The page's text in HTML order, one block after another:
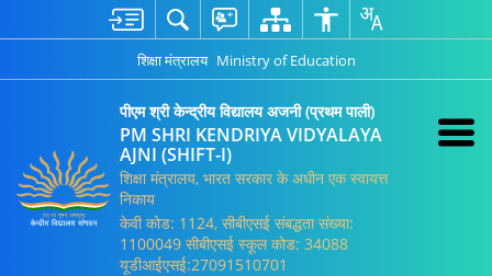
शिक्षा मंत्रालय Ministry of Education
पीएम श्री केन्द्रीय विद्यालय अजनी (प्रथम पाली)
PM SHRI KENDRIYA VIDYALAYA
AJNI (SHIFT-I)
शिक्षा मंत्रालय, भारत सरकार के अधीन एक स्वायत्त
निकाय
केवी कोड: 1124, सीबीएसई संबद्धता संख्या:
1100049 सीबीएसई स्कूल कोड: 34088
यूडीआईएसई:27091510701